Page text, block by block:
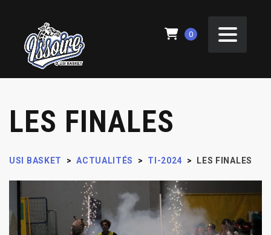
0
LES FINALES
USI BASKET > ACTUALITÉS > TI-2024 > LES FINALES